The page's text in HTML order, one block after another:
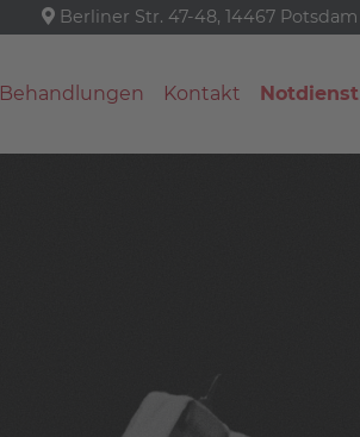
Berliner Str. 47-48, 14467 Potsdam
Behandlungen Kontakt Notdienst